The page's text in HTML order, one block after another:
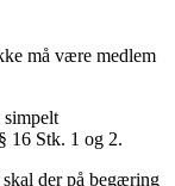
må være medlem
simpelt
16 Stk. 1 og 2.
der på begæring